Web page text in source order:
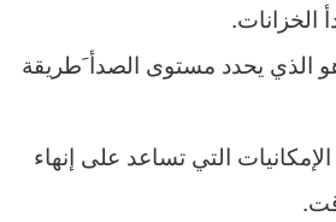
الخزانات.
الذي يحدد مستوى الصدأ َطريقة
التي تساعد على إنهاء